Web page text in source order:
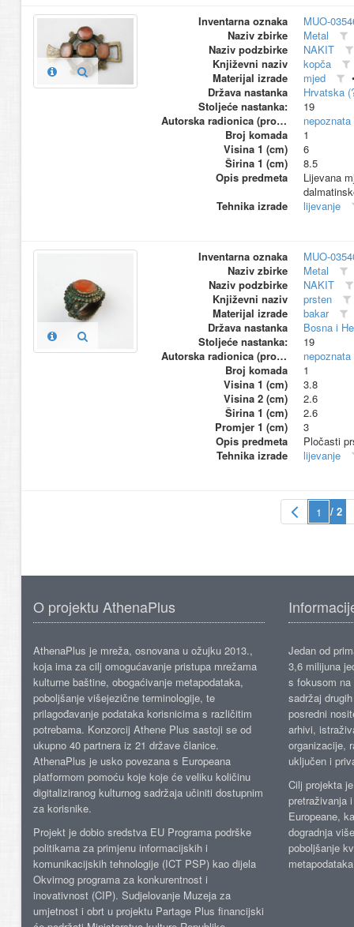
Inventarna oznaka
MUO-
Naziv zbirke
Metal
Naziv podzbirke
NAKIT
Književni naziv
kopča
Materijal izrade
mjed
Država nastanka
Hrvatska
Stoljeće nastanka:
19
Autorska radionica (proizvođač)
nepoznata
Broj komada
1
Visina 1 (cm)
6
Širina 1 (cm)
8.5
Opis predmeta
Lijevana
Tehnika izrade
lijevanje
Inventarna oznaka
MUO-
Naziv zbirke
Metal
Naziv podzbirke
NAKIT
Književni naziv
prsten
Materijal izrade
bakar
Država nastanka
Bosna i
Stoljeće nastanka:
19
Autorska radionica (proizvođač)
nepoznata
Broj komada
1
Visina 1 (cm)
3.8
Visina 2 (cm)
2.6
Širina 1 (cm)
2.6
Promjer 1 (cm)
3
Opis predmeta
Pločasti
Tehnika izrade
lijevanje
/ 2
O projektu AthenaPlus
AthenaPlus je mreža, osnovana u ožujku 2013.,
koja ima za cilj omogućavanje pristupa mrežama
kulturne baštine, obogaćivanje metapodataka,
poboljšanje višejezične terminologije, te
prilagođavanje podataka korisnicima s različitim
potrebama. Konzorcij Athene Plus sastoji se od
ukupno 40 partnera iz 21 države članice.
AthenaPlus je usko povezana s Europeana
platformom pomoću koje koje će veliku količinu
digitaliziranog kulturnog sadržaja učiniti dostupnim
za korisnike.
Projekt je dobio sredstva EU Programa podrške
politikama za primjenu informacijskih i
komunikacijskih tehnologije (ICT PSP) kao dijela
Okvirnog programa za konkurentnost i
inovativnost (CIP). Sudjelovanje Muzeja za
umjetnost i obrt u projektu Partage Plus financijski
Jedan od
3,6 milijuna
s fokusom
sadržaj
posredni
arhivi,
organizacije,
uključen i
Cilj projekta
pretraživanja
Europeane,
dogradnja
poboljšanje